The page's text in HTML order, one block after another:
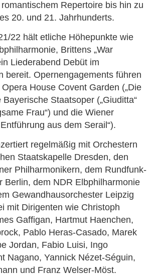
Repertoire bis hin zu
20. und 21. Jahrhunderts.
22 hält etliche Höhepunkte wie
Brittens „War
Liederabend Debüt im
bereit. Opernengagements führen
House Covent Garden („Die
Bayerische Staatsoper („Giuditta“
Frau“) und die Wiener
aus dem Serail“).
regelmäßig mit Orchestern
Staatskapelle Dresden, den
Philharmonikern, dem Rundfunk-
Berlin, dem NDR Elbphilharmonie
Gewandhausorchester Leipzig
mit Dirigenten wie Christoph
Gaffigan, Hartmut Haenchen,
Pablo Heras-Casado, Marek
Jordan, Fabio Luisi, Ingo
Nagano, Yannick Nézet-Séguin,
und Franz Welser-Möst.